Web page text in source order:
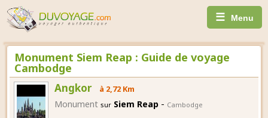
☰ Menu
Monument Siem Reap : Guide de voyage
Cambodge
Angkor à 2,72 Km
Monument sur Siem Reap- Cambodge